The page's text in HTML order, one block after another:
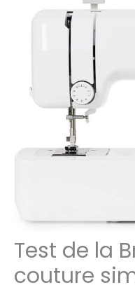
Test de la
couture